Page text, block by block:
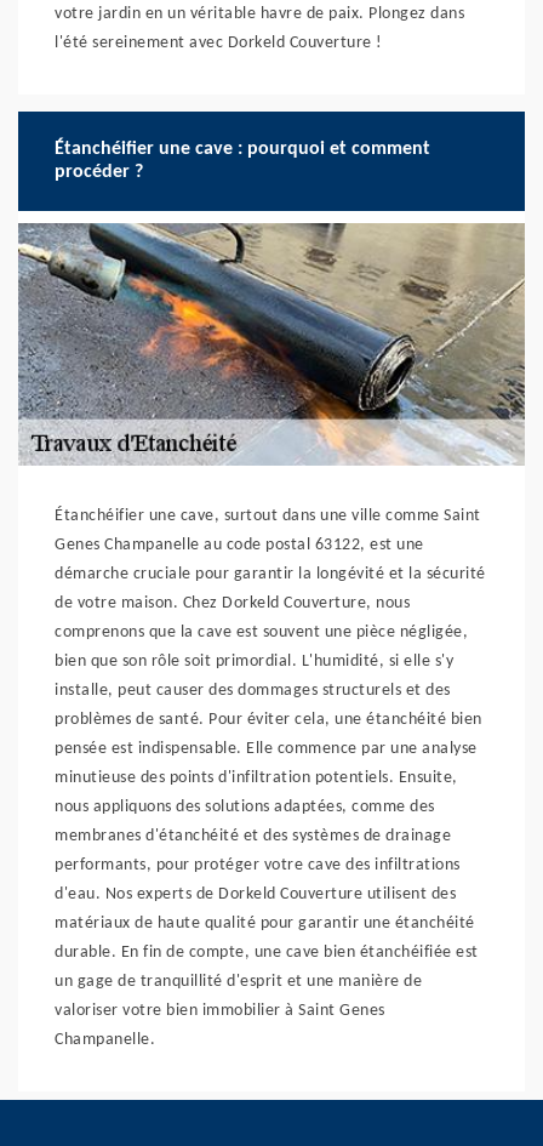
votre jardin en un véritable havre de paix. Plongez dans
l'été sereinement avec Dorkeld Couverture !
Étanchéifier une cave : pourquoi et comment
procéder ?
Étanchéifier une cave, surtout dans une ville comme Saint
Genes Champanelle au code postal 63122, est une
démarche cruciale pour garantir la longévité et la sécurité
de votre maison. Chez Dorkeld Couverture, nous
comprenons que la cave est souvent une pièce négligée,
bien que son rôle soit primordial. L'humidité, si elle s'y
installe, peut causer des dommages structurels et des
problèmes de santé. Pour éviter cela, une étanchéité bien
pensée est indispensable. Elle commence par une analyse
minutieuse des points d'infiltration potentiels. Ensuite,
nous appliquons des solutions adaptées, comme des
membranes d'étanchéité et des systèmes de drainage
performants, pour protéger votre cave des infiltrations
d'eau. Nos experts de Dorkeld Couverture utilisent des
matériaux de haute qualité pour garantir une étanchéité
durable. En fin de compte, une cave bien étanchéifiée est
un gage de tranquillité d'esprit et une manière de
valoriser votre bien immobilier à Saint Genes
Champanelle.